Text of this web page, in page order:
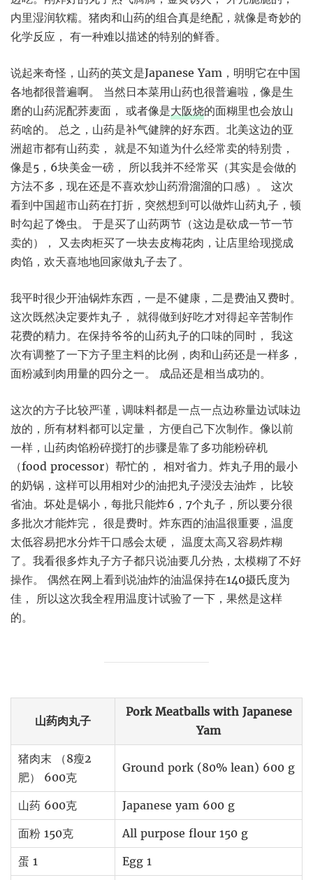
内里湿润软糯。猪肉和山药的组合真是绝配，就像是奇妙的
化学反应， 有一种难以描述的特别的鲜香。
说起来奇怪，山药的英文是Japanese Yam，明明它在中国
各地都很普遍啊。 当然日本菜用山药也很普遍啦，像是生
磨的山药泥配荞麦面， 或者像是大阪烧的面糊里也会放山
药啥的。 总之，山药是补气健脾的好东西。北美这边的亚
洲超市都有山药卖， 就是不知道为什么经常卖的特别贵，
像是5，6块美金一磅， 所以我并不经常买（其实是会做的
方法不多，现在还是不喜欢炒山药滑溜溜的口感）。 这次
看到中国超市山药在打折，突然想到可以做炸山药丸子，顿
时勾起了馋虫。 于是买了山药两节（这边是砍成一节一节
卖的）， 又去肉柜买了一块去皮梅花肉，让店里给现搅成
肉馅，欢天喜地地回家做丸子去了。
我平时很少开油锅炸东西，一是不健康，二是费油又费时。
这次既然决定要炸丸子， 就得做到好吃才对得起辛苦制作
花费的精力。在保持爷爷的山药丸子的口味的同时， 我这
次有调整了一下方子里主料的比例，肉和山药还是一样多，
面粉减到肉用量的四分之一。 成品还是相当成功的。
这次的方子比较严谨，调味料都是一点一点边称量边试味边
放的，所有材料都可以定量， 方便自己下次制作。像以前
一样，山药肉馅粉碎搅打的步骤是靠了多功能粉碎机
（food processor）帮忙的， 相对省力。炸丸子用的最小
的奶锅，这样可以用相对少的油把丸子浸没去油炸， 比较
省油。坏处是锅小，每批只能炸6，7个丸子，所以要分很
多批次才能炸完， 很是费时。炸东西的油温很重要，温度
太低容易把水分炸干口感会太硬， 温度太高又容易炸糊
了。我看很多炸丸子方子都只说油要几分热，太模糊了不好
操作。 偶然在网上看到说油炸的油温保持在140摄氏度为
佳， 所以这次我全程用温度计试验了一下，果然是这样
的。
山药肉丸子
Pork Meatballs with Japanese
Yam
猪肉末 （8瘦2
肥） 600克
Ground pork (80% lean) 600 g
山药 600克
Japanese yam 600 g
面粉 150克
All purpose flour 150 g
蛋 1
Egg 1